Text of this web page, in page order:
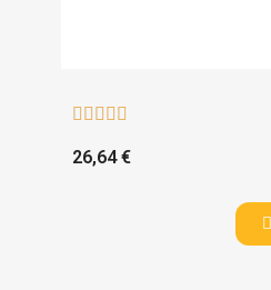
    
26,64 €